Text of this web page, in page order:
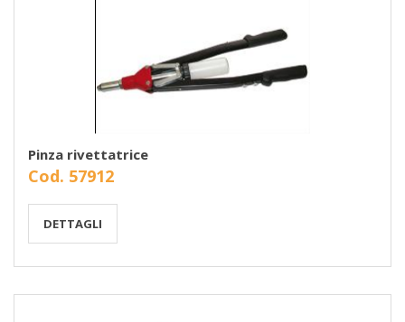
Pinza rivettatrice
Cod. 57912
DETTAGLI